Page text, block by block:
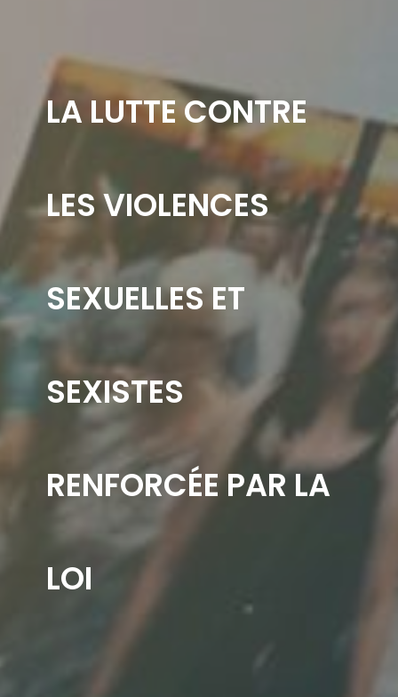
LA LUTTE CONTRE
LES VIOLENCES
SEXUELLES ET
SEXISTES
RENFORCÉE PAR LA
LOI